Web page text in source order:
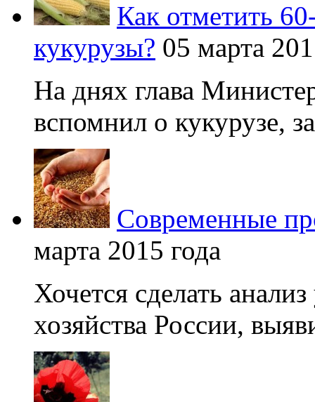
Как отметить
кукурузы? 05 марта
На днях глава
вспомнил о кукурузе,
Современные
марта 2015 года
Хочется сделать
хозяйства России,